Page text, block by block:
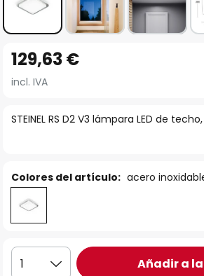
comienzo
laSTEINEL RS D2 V3 lámpara LED de
129,63 €
incl. IVA
Colores del artículo: acero
1 Añadir a